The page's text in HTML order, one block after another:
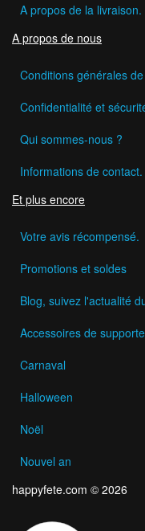
A propos de la livraison.
A propos de nous
Conditions générales
Confidentialité et
Qui sommes-nous ?
Informations de contact.
Et plus encore
Votre avis récompensé.
Promotions et soldes
Blog, suivez l'actualité
Accessoires de
Carnaval
Halloween
Noël
Nouvel an
happyfete.com © 2026